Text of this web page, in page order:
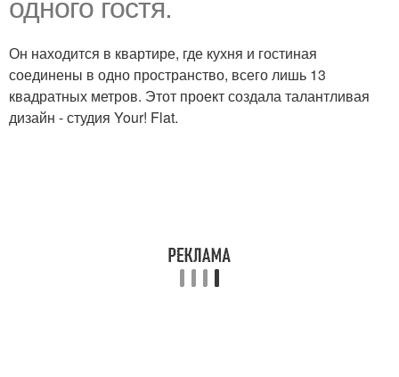
одного гостя.
Он находится в квартире, где кухня и гостиная
соединены в одно пространство, всего лишь 13
квадратных метров. Этот проект создала талантливая
дизайн - студия Your! Flat.